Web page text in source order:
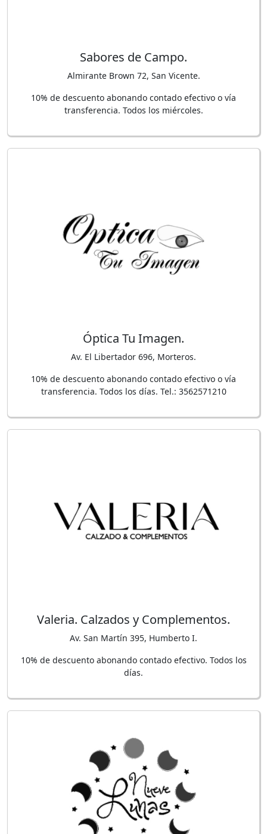
Sabores de Campo.
Almirante Brown 72, San Vicente.
10% de descuento abonando contado efectivo o vía
transferencia. Todos los miércoles.
Óptica Tu Imagen.
Av. El Libertador 696, Morteros.
10% de descuento abonando contado efectivo o vía
transferencia. Todos los días. Tel.: 3562571210
Valeria. Calzados y Complementos.
Av. San Martín 395, Humberto I.
10% de descuento abonando contado efectivo. Todos los
días.